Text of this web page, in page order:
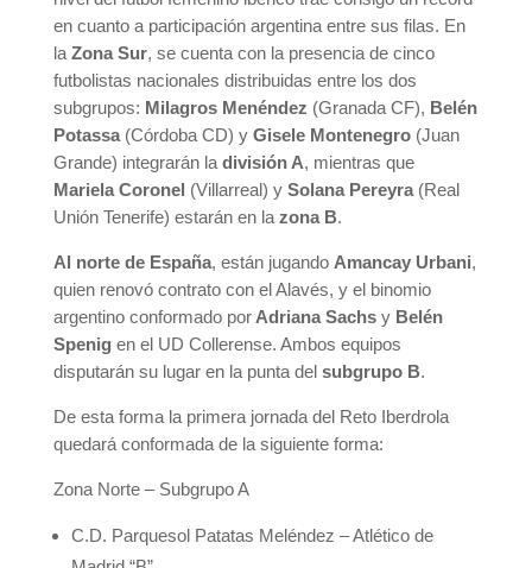
en cuanto a participación argentina entre sus filas. En
laZona Sur, se cuenta con la presencia de cinco
futbolistas nacionales distribuidas entre los dos
subgrupos: Milagros Menéndez (Granada CF), Belén
Potassa(Córdoba CD) y Gisele Montenegro (Juan
Grande) integrarán ladivisión A, mientras que
Mariela Coronel (Villarreal) ySolana Pereyra(Real
Unión Tenerife) estarán en la zona B.
Al norte de España, están jugando Amancay Urbani,
quien renovó contrato con el Alavés, y el binomio
argentino conformado porAdriana SachsyBelén
Spenig en el UD Collerense. Ambos equipos
disputarán su lugar en la punta delsubgrupo B.
De esta forma la primera jornada del Reto Iberdrola
quedará conformada de la siguiente forma:
Zona Norte – Subgrupo A
C.D. Parquesol Patatas Meléndez – Atlético de